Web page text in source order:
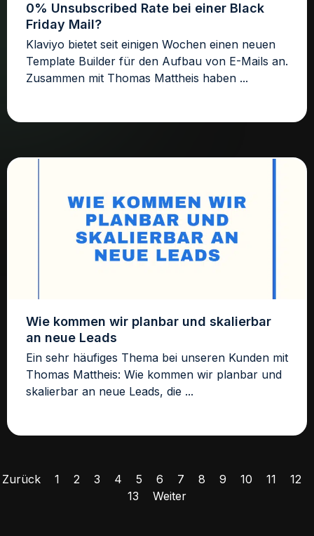
0% Unsubscribed Rate bei einer Black
Friday Mail?
Klaviyo bietet seit einigen Wochen einen neuen
Template Builder für den Aufbau von E-Mails an.
Zusammen mit Thomas Mattheis haben ...
Wie kommen wir planbar und skalierbar
an neue Leads
Ein sehr häufiges Thema bei unseren Kunden mit
Thomas Mattheis: Wie kommen wir planbar und
skalierbar an neue Leads, die ...
Zurück 1 2 3 4 5 6 7 8 9 10 11
12
13
Weiter